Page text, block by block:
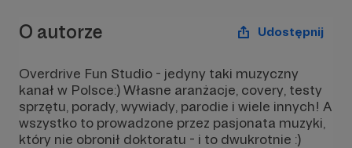
O autorze Udostępnij
Overdrive Fun Studio - jedyny taki muzyczny
kanał w Polsce:) Własne aranżacje, covery, testy
sprzętu, porady, wywiady, parodie i wiele innych! A
wszystko to prowadzone przez pasjonata muzyki,
który nie obronił doktoratu - i to dwukrotnie :)